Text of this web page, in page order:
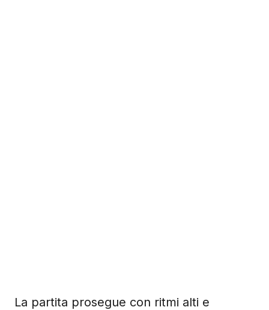
La partita prosegue con ritmi alti e